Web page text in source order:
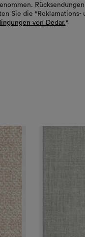
Rücksendungen
Sie die "Reklamations-
von Dedar."